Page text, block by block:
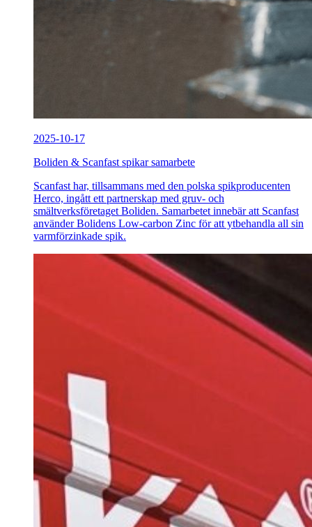
2025-10-17
Boliden & Scanfast spikar samarbete
Scanfast har, tillsammans med den polska spikproducenten
Herco, ingått ett partnerskap med gruv- och
smältverksföretaget Boliden. Samarbetet innebär att Scanfast
använder Bolidens Low-carbon Zinc för att ytbehandla all sin
varmförzinkade spik.